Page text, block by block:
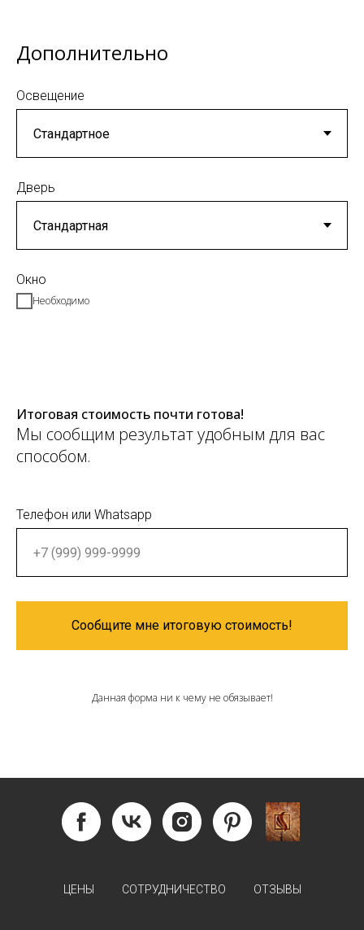
Дополнительно
Освещение
Дверь
Окно
Необходимо
Итоговая стоимость почти готова!
Мы сообщим результат удобным для вас
способом.
Телефон или Whatsapp
Сообщите мне итоговую стоимость!
Данная форма ни к чему не обязывает!
ЦЕНЫ СОТРУДНИЧЕСТВО ОТЗЫВЫ